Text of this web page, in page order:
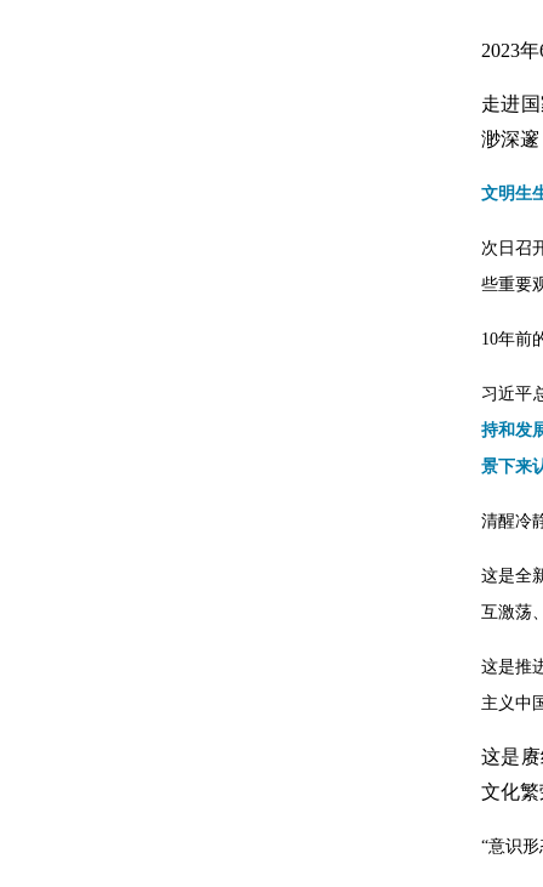
2023
走进
渺深
文明生
次日召
些重要
10年前
习近平
持和发
景下来
清醒冷
这是全
互激荡
这是推
主义中
这是
文化
“意识